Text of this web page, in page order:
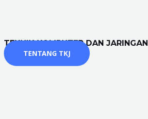
TEKNIK KOMPUTER DAN JARINGAN
TENTANG TKJ